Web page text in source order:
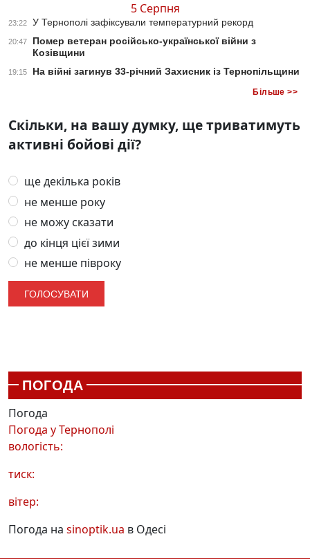
5 Серпня
23:22 У Тернополі зафіксували температурний рекорд
20:47
Помер ветеран російсько-української війни з
Козівщини
19:15 На війні загинув 33-річний Захисник із Тернопільщини
Більше >>
Скільки, на вашу думку, ще триватимуть
активні бойові дії?
ще декілька років
не менше року
не можу сказати
до кінця цієї зими
не менше півроку
ПОГОДА
Погода
Погода уТернополі
вологість:
тиск:
вітер:
Погода на sinoptik.ua в Одесі